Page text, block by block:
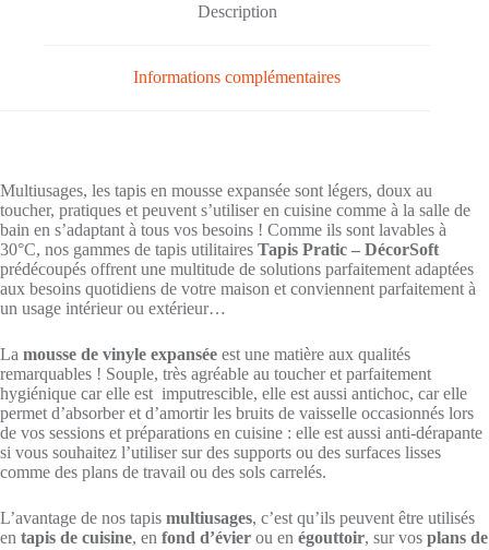
Description
Informations complémentaires
Multiusages, les tapis en mousse expansée sont légers, doux au
toucher, pratiques et peuvent s’utiliser en cuisine comme à la salle de
bain en s’adaptant à tous vos besoins ! Comme ils sont lavables à
30°C, nos gammes de tapis utilitaires Tapis Pratic – DécorSoft
prédécoupés offrent une multitude de solutions parfaitement adaptées
aux besoins quotidiens de votre maison et conviennent parfaitement à
un usage intérieur ou extérieur…
La mousse de vinyle expansée est une matière aux qualités
remarquables ! Souple, très agréable au toucher et parfaitement
hygiénique car elle est imputrescible, elle est aussi antichoc, car elle
permet d’absorber et d’amortir les bruits de vaisselle occasionnés lors
de vos sessions et préparations en cuisine : elle est aussi anti-dérapante
si vous souhaitez l’utiliser sur des supports ou des surfaces lisses
comme des plans de travail ou des sols carrelés.
L’avantage de nos tapis multiusages, c’est qu’ils peuvent être utilisés
en tapis de cuisine, en fond d’évier ou en égouttoir, sur vos plans de